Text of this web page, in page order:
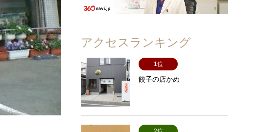
アクセスランキング
1位
餃子の店かめ